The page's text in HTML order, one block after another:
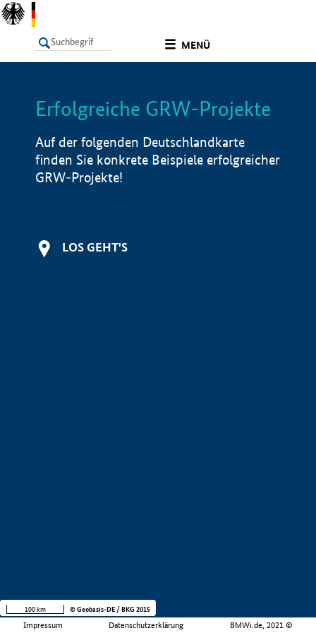
MENÜ
LISTE Info
Erfolgreiche GRW-Projekte
Auf der folgenden Deutschlandkarte
finden Sie konkrete Beispiele erfolgreicher
GRW-Projekte!
LOS GEHT'S
Impressum Datenschutzerklärung BMWi.de, 2021 ©
100 km © Geobasis-DE / BKG 2015